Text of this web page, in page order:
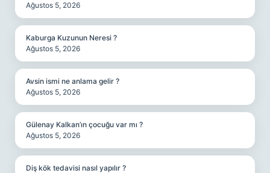
Ağustos 5, 2026
Kaburga Kuzunun Neresi ?
Ağustos 5, 2026
Avsin ismi ne anlama gelir ?
Ağustos 5, 2026
Gülenay Kalkan’ın çocuğu var mı ?
Ağustos 5, 2026
Diş kök tedavisi nasıl yapılır ?